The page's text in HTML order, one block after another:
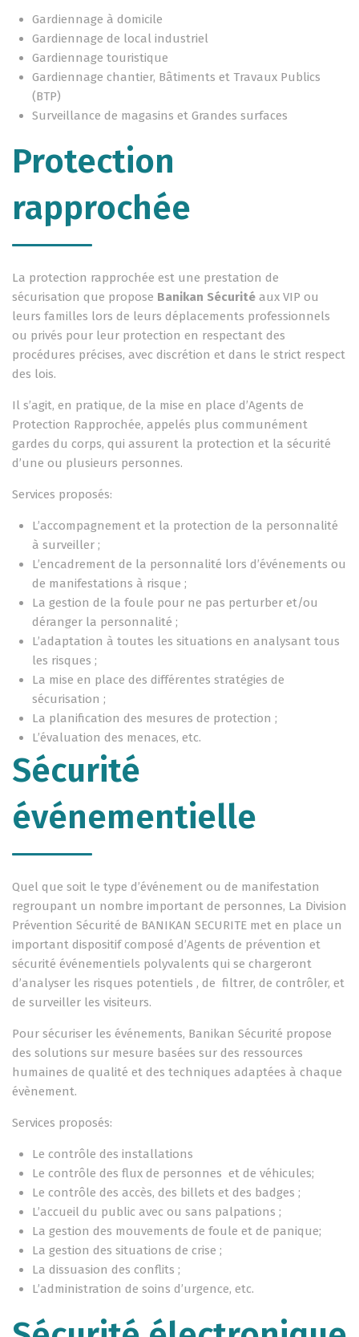
Gardiennage à domicile
Gardiennage de local industriel
Gardiennage touristique
Gardiennage chantier, Bâtiments et Travaux Publics
(BTP)
Surveillance de magasins et Grandes surfaces
Protection
rapprochée
La protection rapprochée est une prestation de
sécurisation que propose Banikan Sécurité aux VIP ou
leurs familles lors de leurs déplacements professionnels
ou privés pour leur protection en respectant des
procédures précises, avec discrétion et dans le strict respect
des lois.
Il s’agit, en pratique, de la mise en place d’Agents de
Protection Rapprochée, appelés plus communément
gardes du corps, qui assurent la protection et la sécurité
d’une ou plusieurs personnes.
Services proposés:
L’accompagnement et la protection de la personnalité
à surveiller ;
L’encadrement de la personnalité lors d’événements ou
de manifestations à risque ;
La gestion de la foule pour ne pas perturber et/ou
déranger la personnalité ;
L’adaptation à toutes les situations en analysant tous
les risques ;
La mise en place des différentes stratégies de
sécurisation ;
La planification des mesures de protection ;
L’évaluation des menaces, etc.
Sécurité
événementielle
Quel que soit le type d’événement ou de manifestation
regroupant un nombre important de personnes, La Division
Prévention Sécurité de BANIKAN SECURITE met en place un
important dispositif composé d’Agents de prévention et
sécurité événementiels polyvalents qui se chargeront
d’analyser les risques potentiels , de filtrer, de contrôler, et
de surveiller les visiteurs.
Pour sécuriser les événements, Banikan Sécurité propose
des solutions sur mesure basées sur des ressources
humaines de qualité et des techniques adaptées à chaque
évènement.
Services proposés:
Le contrôle des installations
Le contrôle des flux de personnes et de véhicules;
Le contrôle des accès, des billets et des badges ;
L’accueil du public avec ou sans palpations ;
La gestion des mouvements de foule et de panique;
La gestion des situations de crise ;
La dissuasion des conflits ;
L’administration de soins d’urgence, etc.